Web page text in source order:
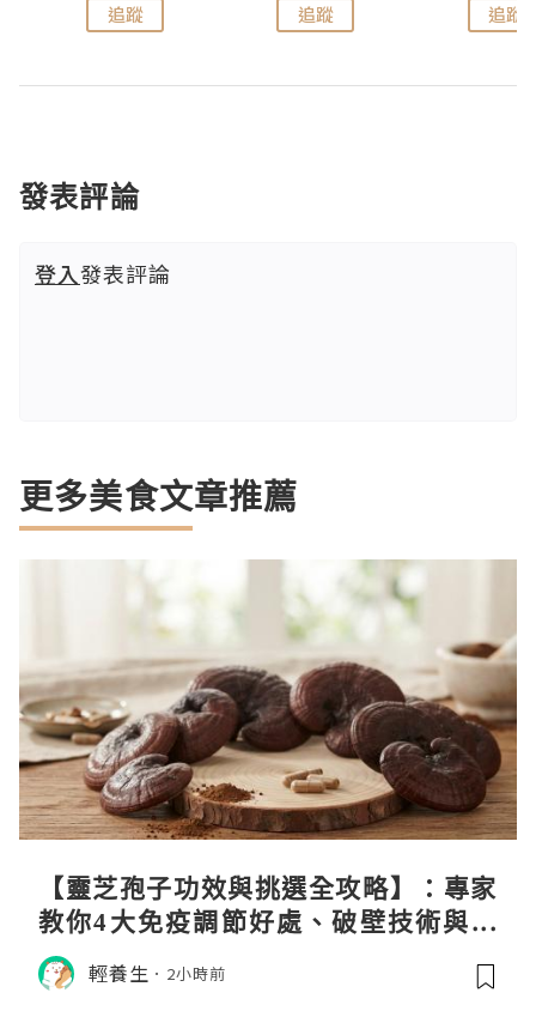
追蹤 追蹤 追蹤
發表評論
登入發表評論
更多美食文章推薦
【靈芝孢子功效與挑選全攻略】：專家
教你4大免疫調節好處、破壁技術與挑
選秘訣
輕養生 2小時前